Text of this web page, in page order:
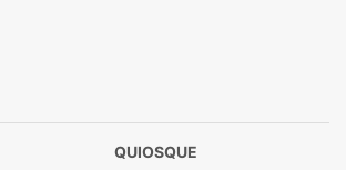
QUIOSQUE